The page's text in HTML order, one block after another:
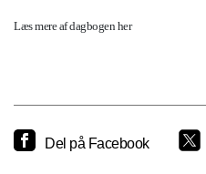
Læs mere af dagbogen her
Del på Facebook